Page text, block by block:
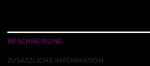
BESCHREIBUNG
ZUSÄTZLICHE INFORMATION